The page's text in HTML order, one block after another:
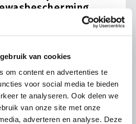
van cookies
om content en advertenties te
voor social media te bieden
te analyseren. Ook delen we
van onze site met onze
adverteren en analyse. Deze
Akkerbouw, Greenports Nederland,
het Hoofdlijnenconvenant
verder te verduurzamen én biedt
Lees meer